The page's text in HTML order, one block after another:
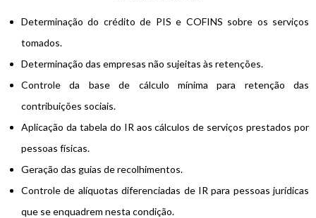
Determinação do crédito de PIS e COFINS sobre os serviços
tomados.
Determinação das empresas não sujeitas às retenções.
Controle da base de cálculo mínima para retenção das
contribuições sociais.
Aplicação da tabela do IR aos cálculos de serviços prestados por
pessoas físicas.
Geração das guias de recolhimentos.
Controle de alíquotas diferenciadas de IR para pessoas jurídicas
que se enquadrem nesta condição.